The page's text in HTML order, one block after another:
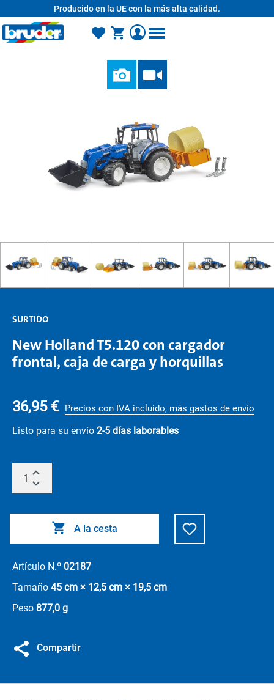
Producido en la UE con la más alta calidad.
SURTIDO
New Holland T5.120 con cargador
frontal, caja de carga y horquillas
36,95 € Precios con IVA incluido, más gastos de envío
Listo para su envío 2-5 días laborables
A la cesta
Artículo N.º 02187
Tamaño 45 cm × 12,5 cm × 19,5 cm
Peso 877,0 g
Compartir